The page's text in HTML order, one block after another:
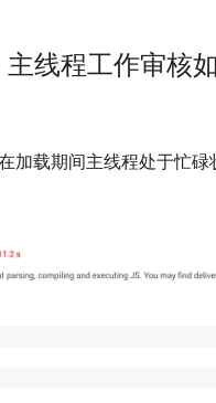
线程工作审核
加载期间主线程处于忙碌